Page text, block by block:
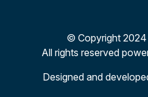
© Copyright 2024
All rights reserved
Designed and